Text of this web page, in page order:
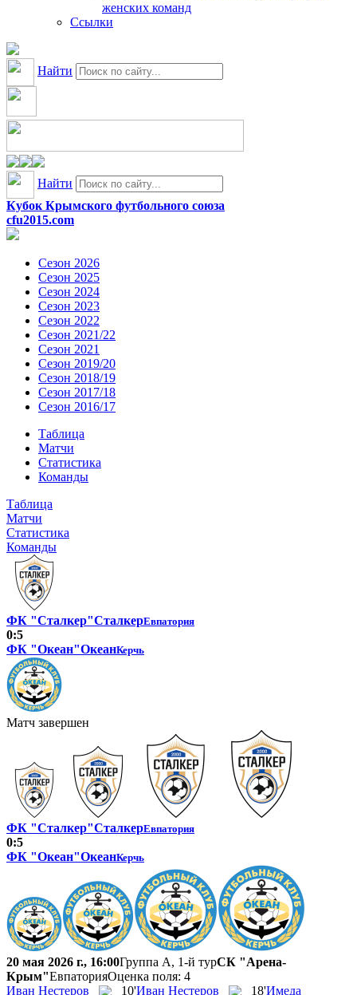
женских команд
Ссылки
Найти
Найти
Кубок Крымского футбольного союза
cfu2015.com
Сезон 2026
Сезон 2025
Сезон 2024
Сезон 2023
Сезон 2022
Сезон 2021/22
Сезон 2021
Сезон 2019/20
Сезон 2018/19
Сезон 2017/18
Сезон 2016/17
Таблица
Матчи
Статистика
Команды
Таблица
Матчи
Статистика
Команды
ФК "Сталкер"СталкерЕвпатория
0:5
ФК "Океан"ОкеанКерчь
Матч завершен
ФК "Сталкер"СталкерЕвпатория
0:5
ФК "Океан"ОкеанКерчь
20 мая 2026 г., 16:00Группа А, 1-й турСК "Арена-
Крым"ЕвпаторияОценка поля: 4
Иван Нестеров
10'Иван Нестеров 18'Имеда